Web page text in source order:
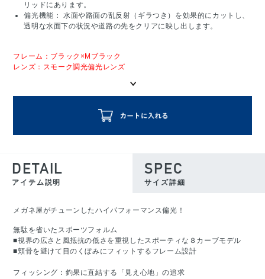
リッドにあります。
偏光機能： 水面や路面の乱反射（ギラつき）を効果的にカットし、
透明な水面下の状況や道路の先をクリアに映し出します。
フレーム：ブラック×Mブラック
レンズ：スモーク調光偏光レンズ
DETAIL
アイテム説明
SPEC
サイズ詳細
メガネ屋がチューンしたハイパフォーマンス偏光！
無駄を省いたスポーツフォルム
■視界の広さと風抵抗の低さを重視したスポーティな８カーブモデル
■頬骨を避けて目のくぼみにフィットするフレーム設計
フィッシング：釣果に直結する「見え心地」の追求